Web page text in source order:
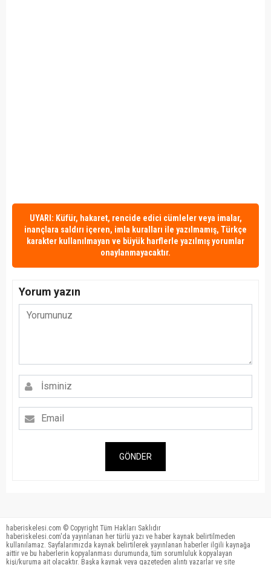
UYARI: Küfür, hakaret, rencide edici cümleler veya imalar,
inançlara saldırı içeren, imla kuralları ile yazılmamış, Türkçe
karakter kullanılmayan ve büyük harflerle yazılmış yorumlar
onaylanmayacaktır.
Yorum yazın
GÖNDER
haberiskelesi.com © Copyright Tüm Hakları Saklıdır
haberiskelesi.com'da yayınlanan her türlü yazı ve haber kaynak belirtilmeden
kullanılamaz. Sayfalarımızda kaynak belirtilerek yayınlanan haberler ilgili kaynağa
aittir ve bu haberlerin kopyalanması durumunda, tüm sorumluluk kopyalayan
kişi/kuruma ait olacaktır. Başka kaynak veya gazeteden alıntı yazarlar ve site